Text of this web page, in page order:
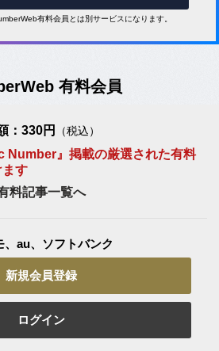
有料会員とは別サービスになります。
有料会員
：330円 （税込）
Number』掲載の厳選された有料
す
料記事一覧へ
、au、ソフトバンク
新規会員登録
ログイン